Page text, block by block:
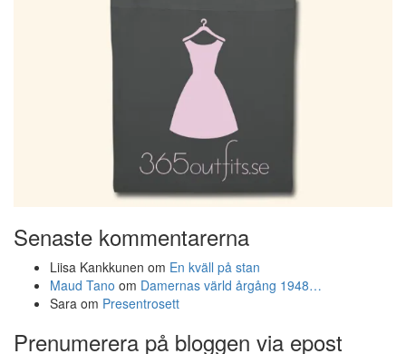
Senaste kommentarerna
Liisa Kankkunen om En kväll på stan
Maud Tano om Damernas värld årgång 1948…
Sara om Presentrosett
Prenumerera på bloggen via epost